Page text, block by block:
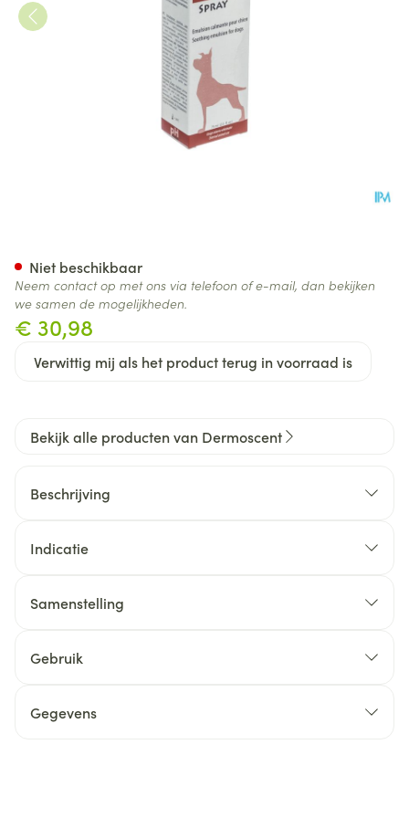
€ 30,98
Verwittig mij als het product terug in voorraad is
Niet beschikbaar
Neem contact op met ons via telefoon of e-mail, dan bekijken
we samen de mogelijkheden.
Bekijk alle producten van Dermoscent
Beschrijving
Indicatie
Samenstelling
Gebruik
Gegevens